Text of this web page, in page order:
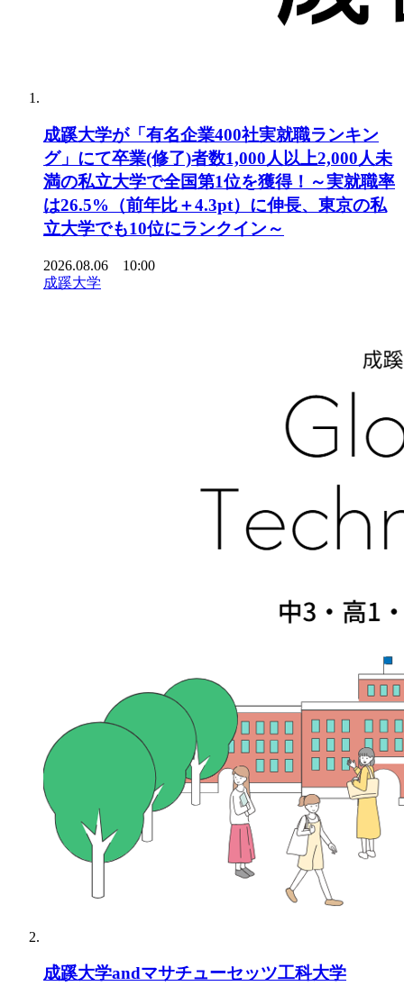
成蹊大学が「有名企業400社実就職ランキン
グ」にて卒業(修了)者数1,000人以上2,000人未
満の私立大学で全国第1位を獲得！～実就職率
は26.5%（前年比＋4.3pt）に伸長、東京の私
立大学でも10位にランクイン～
2026.08.06 10:00
成蹊大学
成蹊大学andマサチューセッツ工科大学